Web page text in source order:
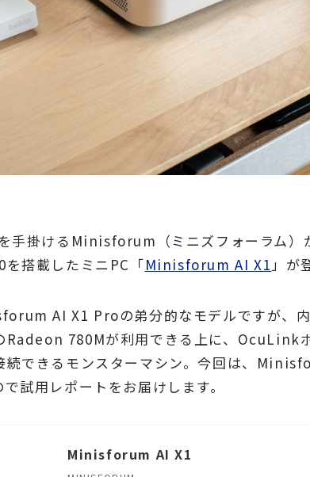
手掛けるMinisforum（ミニズフォーラム）
搭載したミニPC「Minisforum AI X1 」が
AI X1 Proの弟分的なモデルですが、
Radeon 780Mが利用できる上に、OcuLink
続できるモンスターマシン。今回は、
試用レポートをお届けします。
Minisforum AI X1